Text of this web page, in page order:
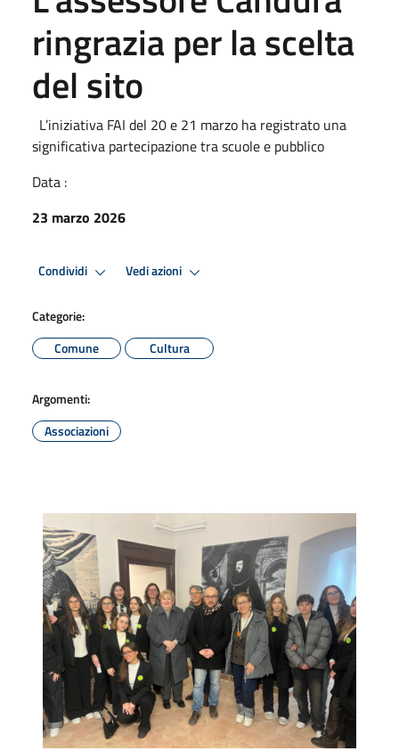
ringrazia per la scelta
del sito
L’iniziativa FAI del 20 e 21 marzo ha registrato una
significativa partecipazione tra scuole e pubblico
Data :
23 marzo 2026
Condividi Vedi azioni
Categorie:
Comune
Cultura
Argomenti:
Associazioni